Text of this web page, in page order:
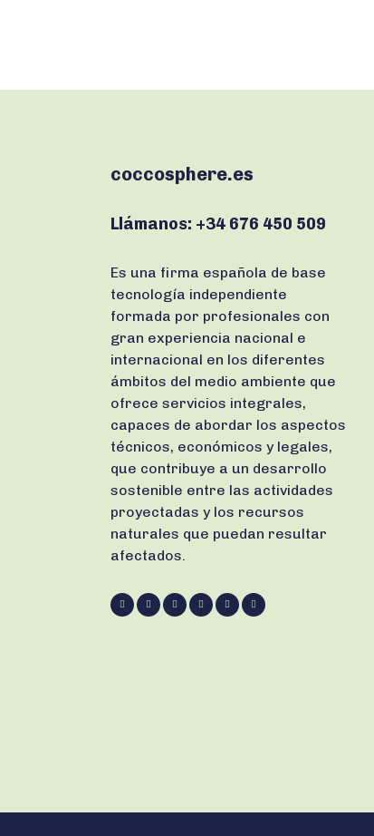
coccosphere.es
Llámanos: +34 676 450 509
Es una firma española de base
tecnología independiente
formada por profesionales con
gran experiencia nacional e
internacional en los diferentes
ámbitos del medio ambiente que
ofrece servicios integrales,
capaces de abordar los aspectos
técnicos, económicos y legales,
que contribuye a un desarrollo
sostenible entre las actividades
proyectadas y los recursos
naturales que puedan resultar
afectados.